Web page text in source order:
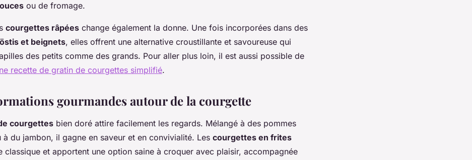
ou de fromage.
courgettes râpées change également la donne. Une fois incorporées dans des
et beignets, elles offrent une alternative croustillante et savoureuse qui
des petits comme des grands. Pour aller plus loin, il est aussi possible de
recette de gratin de courgettes simplifié.
gourmandes autour de la courgette
courgettes bien doré attire facilement les regards. Mélangé à des pommes
à du jambon, il gagne en saveur et en convivialité. Les courgettes en frites
classique et apportent une option saine à croquer avec plaisir, accompagnée